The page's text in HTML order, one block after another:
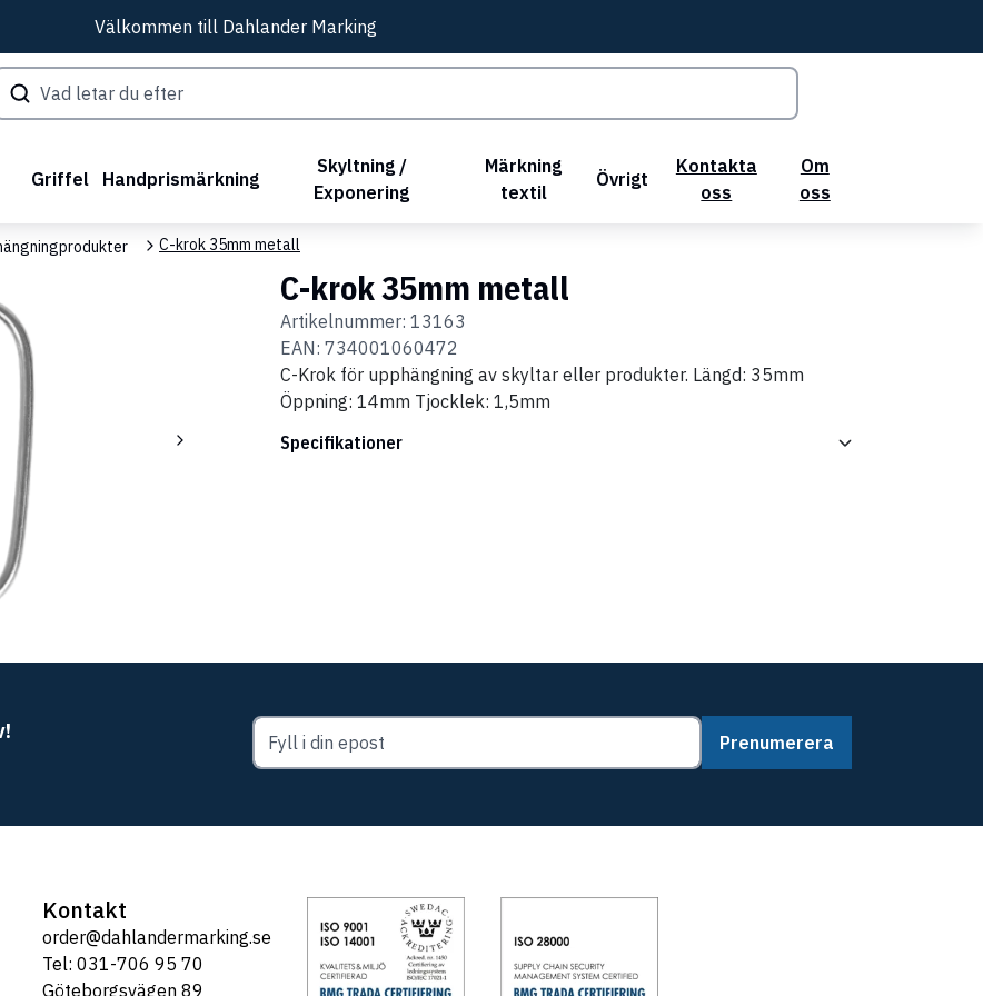
Välkommen till Dahlander Marking
Griffel Handprismärkning
Skyltning /
Exponering
Märkning
textil
Övrigt
Kontakta
oss
Om
oss
C-krok 35mm metall
C-krok 35mm metall
Artikelnummer: 13163
EAN: 734001060472
C-Krok för upphängning av skyltar eller produkter. Längd: 35mm
Öppning: 14mm Tjocklek: 1,5mm
Specifikationer
Prenumerera
Kontakt
order@dahlandermarking.se
Tel: 031-706 95 70
Göteborgsvägen 89